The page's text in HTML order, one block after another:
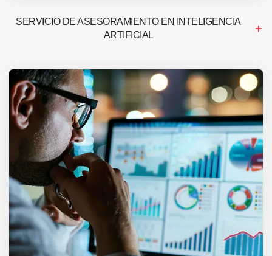
SERVICIO DE ASESORAMIENTO EN INTELIGENCIA
ARTIFICIAL